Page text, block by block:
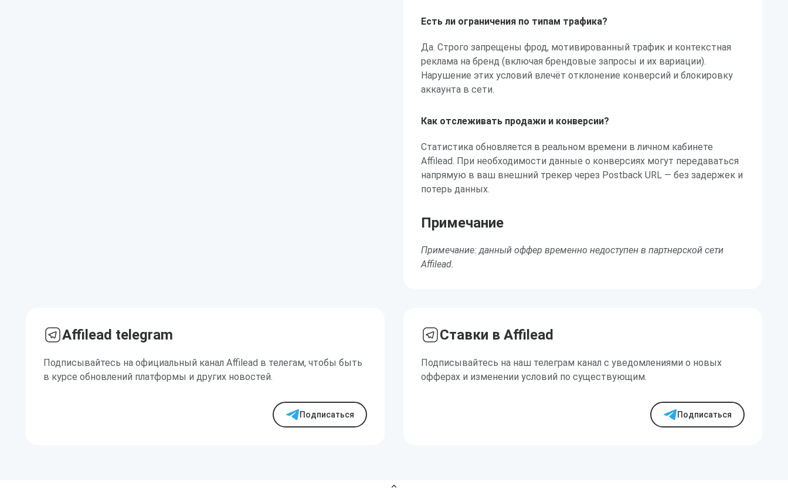
Есть ли ограничения по типам трафика?
Да. Строго запрещены фрод, мотивированный трафик и контекстная
реклама на бренд (включая брендовые запросы и их вариации).
Нарушение этих условий влечёт отклонение конверсий и блокировку
аккаунта в сети.
Как отслеживать продажи и конверсии?
Статистика обновляется в реальном времени в личном кабинете
Affilead. При необходимости данные о конверсиях могут передаваться
напрямую в ваш внешний трекер через Postback URL — без задержек и
потерь данных.
Примечание
Примечание: данный оффер временно недоступен в партнерской сети
Affilead.
Affilead telegram
Подписывайтесь на официальный канал Affilead в телегам, чтобы быть
в курсе обновлений платформы и других новостей.
Подписаться
Ставки в Affilead
Подписывайтесь на наш телеграм канал с уведомлениями о новых
офферах и изменении условий по существующим.
Подписаться